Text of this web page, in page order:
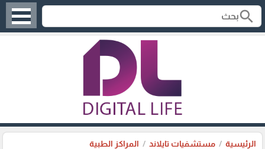
search
الرئيسية مستشفيات تايلاند المراكز الطبية